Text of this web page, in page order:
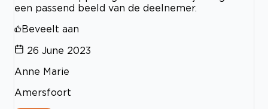
een passend beeld van de deelnemer.
Beveelt aan
26 June 2023
Anne Marie
Amersfoort